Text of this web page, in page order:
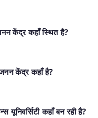
केंद्र कहाँ स्थित है?
केंद्र कहाँ है?
यूनिवर्सिटी कहाँ बन रही है?